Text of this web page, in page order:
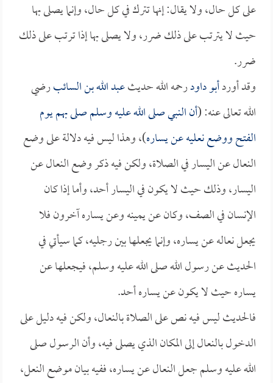
على كل حال، ولا يقال: إنها تترك في كل حال، وإنما يصلى بها
حيث لا يترتب على ذلك ضرر، ولا يصلى بها إذا ترتب على ذلك
ضرر.
وقد أوردأبو داودرحمه الله حديثعبد الله بن السائبرضي
الله تعالى عنه: (أن النبي صلى الله عليه وسلم صلى بهم يوم
الفتح ووضع نعليه عن يساره)، وهذا ليس فيه دلالة على وضع
النعال عن اليسار في الصلاة، ولكن فيه ذكر وضع النعال عن
اليسار، وذلك حيث لا يكون في اليسار أحد، وأما إذا كان
الإنسان في الصف، وكان عن يمينه وعن يساره آخرون فلا
يجعل نعاله عن يساره، وإنما يجعلها بين رجليه، كما سيأتي في
الحديث عن رسول الله صلى الله عليه وسلم، فيجعلها عن
يساره حيث لا يكون عن يساره أحد.
فالحديث ليس فيه نص على الصلاة بالنعال، ولكن فيه دليل على
الدخول بالنعال إلى المكان الذي يصلى فيه، وأن الرسول صلى
الله عليه وسلم جعل النعال عن يساره، ففيه بيان موضع النعل،